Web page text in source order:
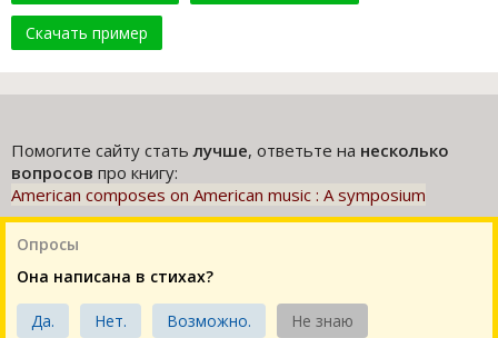
Скачать пример
Помогите сайту статьлучше, ответьте на несколько
вопросов про книгу:
American composes on American music : A symposium
Опросы
Она написана в стихах?
Да. Нет. Возможно. Не знаю